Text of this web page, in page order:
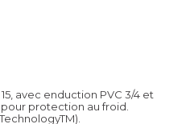
avec enduction PVC 3/4 et
protection au froid.